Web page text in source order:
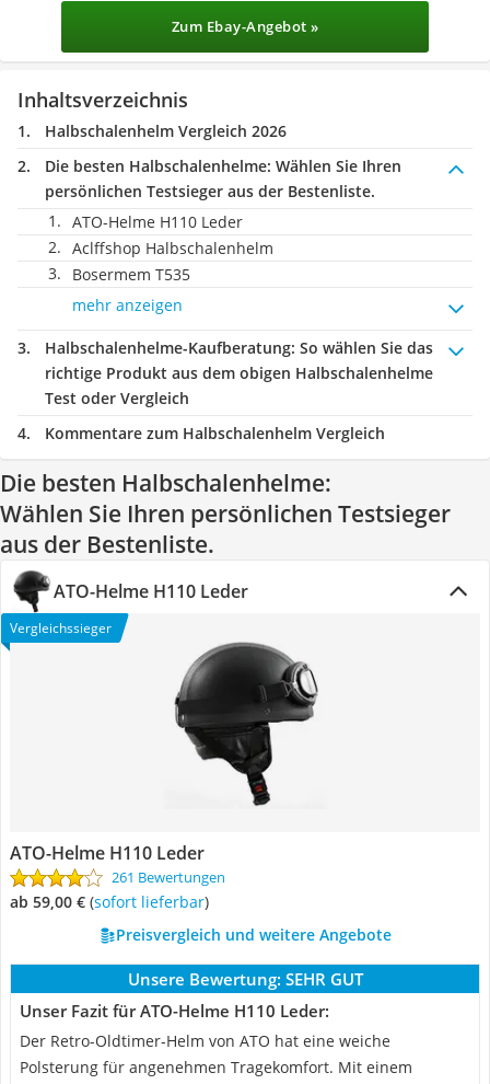
Zum Ebay-Angebot »
Inhaltsverzeichnis
Halbschalenhelm Vergleich 2026
Die besten Halbschalenhelme: Wählen Sie Ihren
persönlichen Testsieger aus der Bestenliste.
ATO-Helme H110 Leder
Aclffshop Halbschalenhelm
Bosermem T535
mehr anzeigen
Halbschalenhelme-Kaufberatung: So wählen Sie das
richtige Produkt aus dem obigen Halbschalenhelme
Test oder Vergleich
Kommentare zum Halbschalenhelm Vergleich
Die besten Halbschalenhelme:
Wählen Sie Ihren persönlichen Testsieger
aus der Bestenliste.
ATO-Helme H110 Leder
Vergleichssieger
ATO-Helme H110 Leder
261 Bewertungen
ab 59,00 € ( Sofort lieferbar)
Preisvergleich und weitere Angebote
Unsere Bewertung: SEHR GUT
Unser Fazit für ATO-Helme H110 Leder:
Der Retro-Oldtimer-Helm von ATO hat eine weiche
Polsterung für angenehmen Tragekomfort. Mit einem